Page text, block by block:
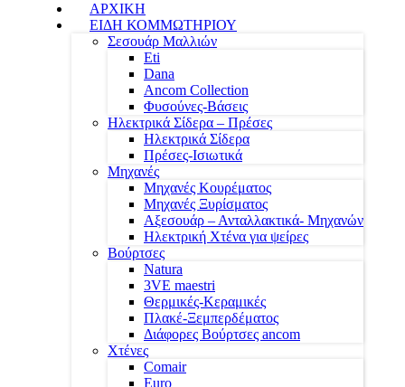
ΑΡΧΙΚΗ
ΕΙΔΗ ΚΟΜΜΩΤΗΡΙΟΥ
Σεσουάρ Μαλλιών
Eti
Dana
Ancom Collection
Φυσούνες-Βάσεις
Ηλεκτρικά Σίδερα – Πρέσες
Ηλεκτρικά Σίδερα
Πρέσες-Ισιωτικά
Μηχανές
Μηχανές Κουρέματος
Μηχανές Ξυρίσματος
Αξεσουάρ – Ανταλλακτικά- Μηχανών
Ηλεκτρική Χτένα για ψείρες
Βούρτσες
Natura
3VE maestri
Θερμικές-Κεραμικές
Πλακέ-Ξεμπερδέματος
Διάφορες Βούρτσες ancom
Χτένες
Comair
Euro